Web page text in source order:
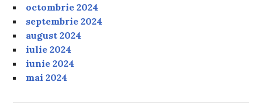
octombrie 2024
septembrie 2024
august 2024
iulie 2024
iunie 2024
mai 2024